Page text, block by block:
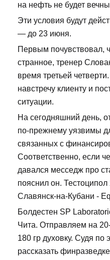
на нефть не будет
Эти условия будут
— до 23 июня.
Первым почувствовал,
странное, тренер
время третьей
навстречу клиенту и
ситуации.
На сегодняшний день,
по-прежнему уязвимы
связанных с
Соответственно, если
давался месседж про
пояснил он.
Славянск-на-Кубани -
Болдестен SP
Чита. Отправляем на
180 гр духовку. Судя
рассказать